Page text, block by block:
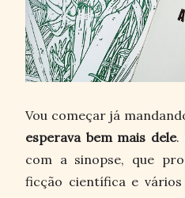
Vou começar já
esperava bem mais dele.
com a sinopse, que
ficção científica e